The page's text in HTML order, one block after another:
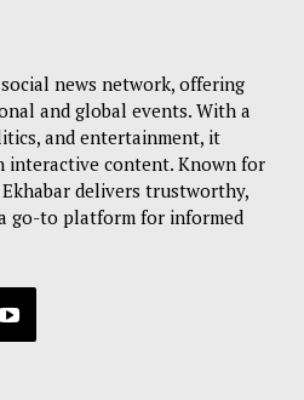
news network, offering
and global events. With a
and entertainment, it
interactive content. Known for
delivers trustworthy,
go-to platform for informed